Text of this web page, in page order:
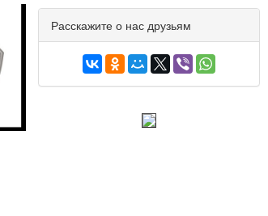
Расскажите о нас друзьям